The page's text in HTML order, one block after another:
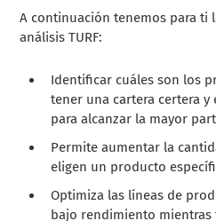
A continuación tenemos para ti
análisis TURF:
Identificar cuáles son los
tener una cartera certera y
para alcanzar la mayor
Permite aumentar la
eligen un producto
Optimiza las líneas de
bajo rendimiento mientras